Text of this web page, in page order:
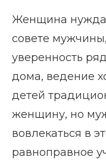
Женщина
совете
уверенность
дома, ведение
детей
женщину, но
вовлекаться в
равноправное